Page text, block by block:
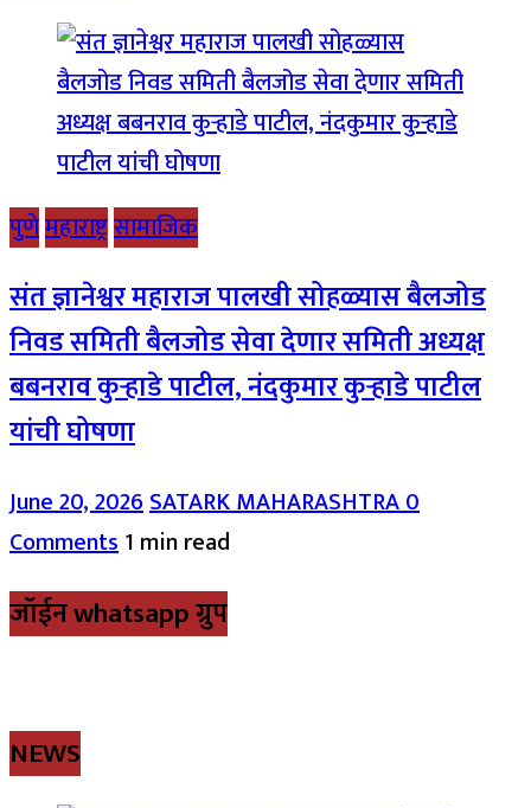
पुणेमहाराष्ट्रसामाजिक
संत ज्ञानेश्वर महाराज पालखी सोहळ्यास बैलजोड
निवड समिती बैलजोड सेवा देणार समिती अध्यक्ष
बबनराव कुऱ्हाडे पाटील, नंदकुमार कुऱ्हाडे पाटील
यांची घोषणा
June 20, 2026SATARK MAHARASHTRA0
Comments1 min read
जॉईन whatsapp ग्रुप
NEWS